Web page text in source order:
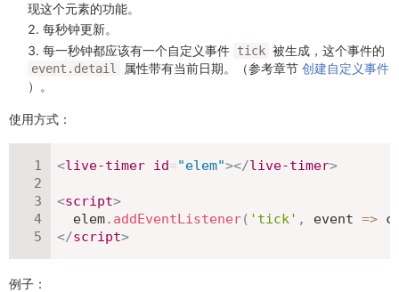
现这个元素的功能。
每秒钟更新。
每一秒钟都应该有一个自定义事件 tick 被生成，这个事件的
event.detail 属性带有当前日期。（参考章节 创建自定义事件
）。
使用方式：
<live-timer id="elem"></live-timer>
<script>
  elem
. addEventListener( 'tick' , event =>
</script>
例子：